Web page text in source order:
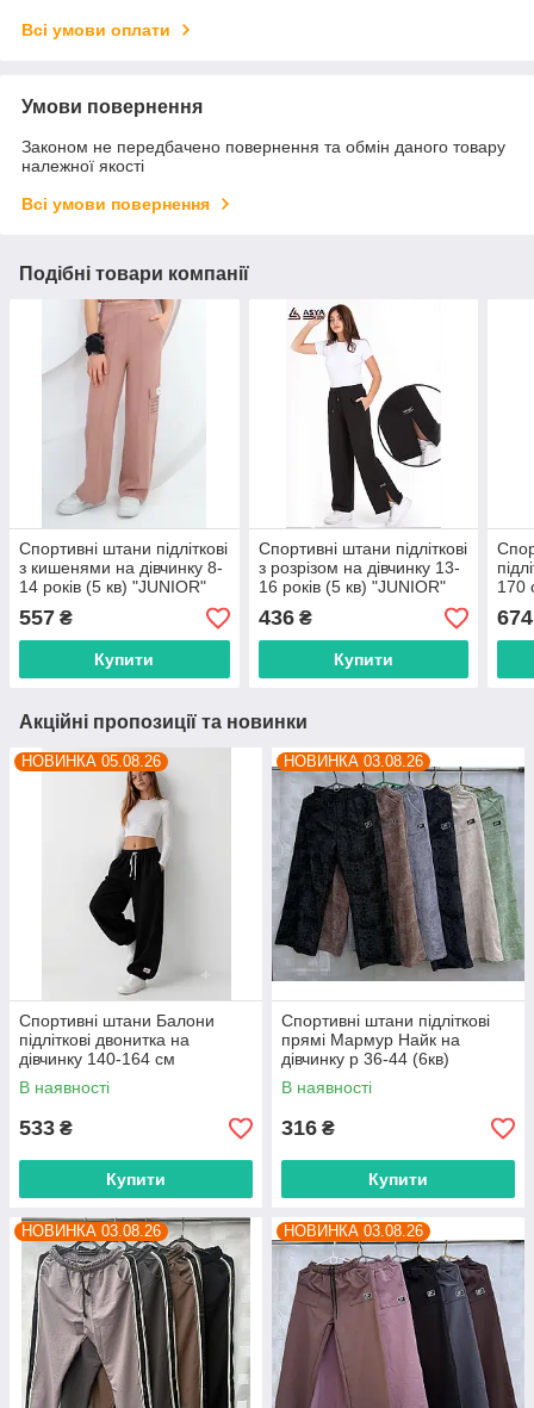
Всі умови оплати
Умови повернення
Законом не передбачено повернення та обмін даного товару
належної якості
Всі умови повернення
Подібні товари компанії
Спортивні штани підліткові
з кишенями на дівчинку 8-
14 років (5 кв) "JUNIOR"
гуртом в Одесі на 7 км
557 ₴
Купити
Спортивні штани підліткові
з розрізом на дівчинку 13-
16 років (5 кв) "JUNIOR"
купити гуртом в Одесі на 7
км
436₴
Купити
170
км
674
Акційні пропозиції та новинки
НОВИНКА 05.08.26
Спортивні штани Балони
підліткові двонитка на
дівчинку 140-164 см
"MALVINA" купити гуртом в
Одесі на 7 км
В наявності
533 ₴
Купити
НОВИНКА 03.08.26
Спортивні штани підліткові
прямі Мармур Найк на
дівчинку р 36-44 (6кв)
"BOXING" гуртом в Одесі на 7
км
В наявності
316 ₴
Купити
НОВИНКА 03.08.26 НОВИНКА 03.08.26